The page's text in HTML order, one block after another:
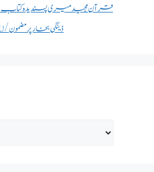
quran majeed essay in urdu/قرآن مجید میری پسندیدہ کتاب
DENGUE ESSAY IN URDU/ڈینگی بخار پر مضمون